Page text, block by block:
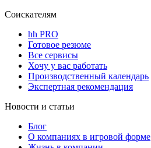
Соискателям
hh PRO
Готовое резюме
Все сервисы
Хочу у вас работать
Производственный календарь
Экспертная рекомендация
Новости и статьи
Блог
О компаниях в игровой форме